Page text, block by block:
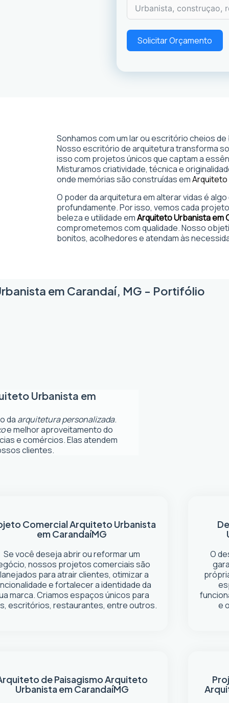
Solicitar Orçamento
Sonhamos com um lar ou escritório cheios
Nosso escritório de arquitetura transforma
isso com projetos únicos que captam a
Misturamos criatividade, técnica e
onde memórias são construídas emArquiteto
O poder da arquitetura em alterar vidas é
profundamente. Por isso, vemos cada
beleza e utilidade emArquiteto Urbanista em
comprometemos com qualidade. Nosso
bonitos, acolhedores e atendam às
em Carandaí, MG - Portifólio
Urbanista em
da arquitetura personalizada.
e melhor aproveitamento do
e comércios. Elas atendem
clientes.
ComercialArquiteto Urbanista
em CarandaíMG
Se você deseja abrir ou reformar um
, nossos projetos comerciais são
para atrair clientes, otimizar a
e fortalecer a identidade da
marca. Criamos espaços únicos para
escritórios, restaurantes, entre outros.
O
e
de PaisagismoArquiteto
Urbanista em CarandaíMG